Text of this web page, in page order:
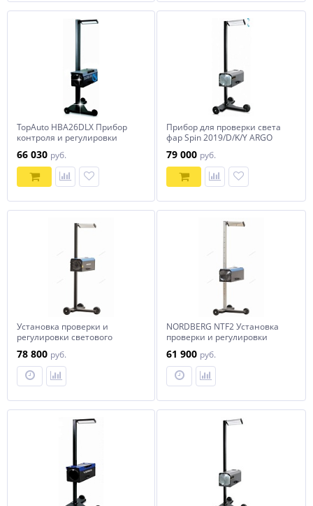
TopAuto HBA26DLX Прибор
контроля и регулировки
66 030 руб.
Прибор для проверки света
фар Spin 2019/D/K/Y ARGO
79 000 руб.
Установка проверки и
регулировки светового
лазерный указатель
NORDBERG NTF3
78 800 руб.
NORDBERG NTF2 Установка
проверки и регулировки
цифровой люксометр
61 900 руб.